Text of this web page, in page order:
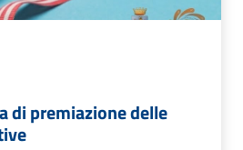
di premiazione delle